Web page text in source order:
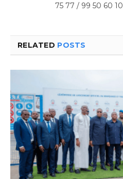
75 77 / 99 50 60 10
RELATED POSTS